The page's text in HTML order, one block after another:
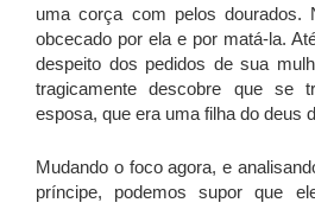
uma corça com pelos dourados.
obcecado por ela e por matá-la.
despeito dos pedidos de sua
tragicamente descobre que se
esposa, que era uma filha do deus
Mudando o foco agora, e
príncipe, podemos supor que